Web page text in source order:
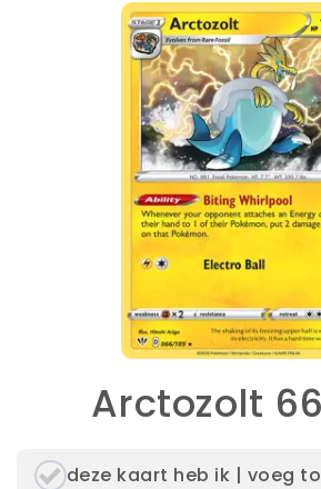
Arctozolt
deze kaart heb ik | voeg